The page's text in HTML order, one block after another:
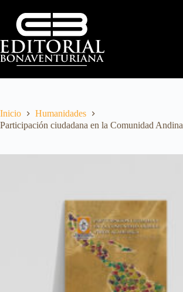
Inicio
Humanidades
Participación ciudadana en la Comunidad Andina